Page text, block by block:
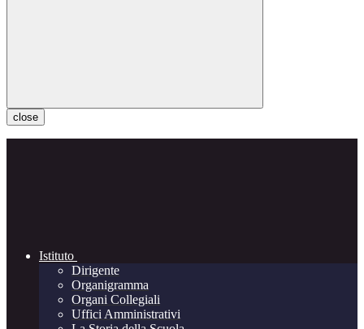
close
Istituto
Dirigente
Organigramma
Organi Collegiali
Uffici Amministrativi